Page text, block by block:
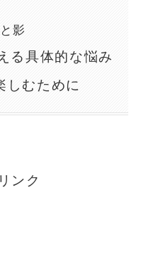
影
る具体的な悩み
しむために
ンク